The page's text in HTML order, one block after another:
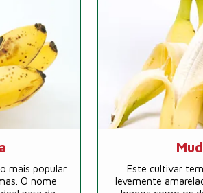
mais popular
O nome
Este cultivar
levemente